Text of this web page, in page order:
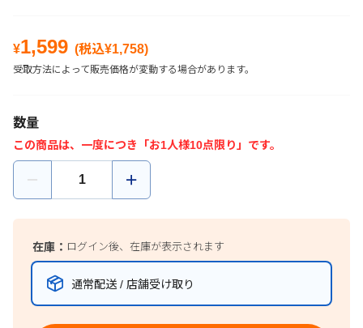
¥1,599 (税込¥1,758)
受取方法によって販売価格が変動する場合があります。
数量
この商品は、一度につき「お1人様10点限り」です。
在庫： ログイン後、在庫が表示されます
通常配送 / 店舗受け取り